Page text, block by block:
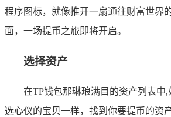
程序图标，就像推开一扇通往财富世界
面，一场提币之旅即将开启。
选择资产
在TP钱包那琳琅满目的资产列表中
选心仪的宝贝一样，找到你要提币的资